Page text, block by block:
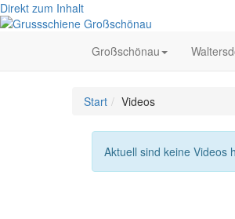
Direkt zum Inhalt
Großschönau
Start Videos
Aktuell sind keine Videos